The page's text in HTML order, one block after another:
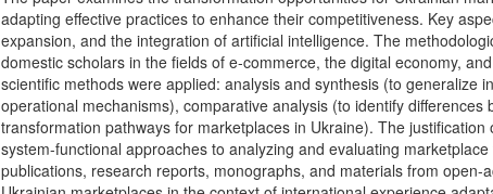
adapting effective practices to enhance their competitiveness. Key
expansion, and the integration of artificial intelligence. The
domestic scholars in the fields of e-commerce, the digital economy,
scientific methods were applied: analysis and synthesis (to
operational mechanisms), comparative analysis (to identify
transformation pathways for marketplaces in Ukraine). The
system-functional approaches to analyzing and evaluating
publications, research reports, monographs, and materials from